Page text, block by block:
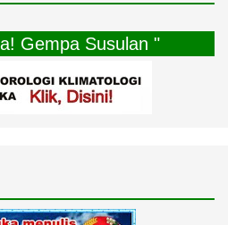
Susulan "